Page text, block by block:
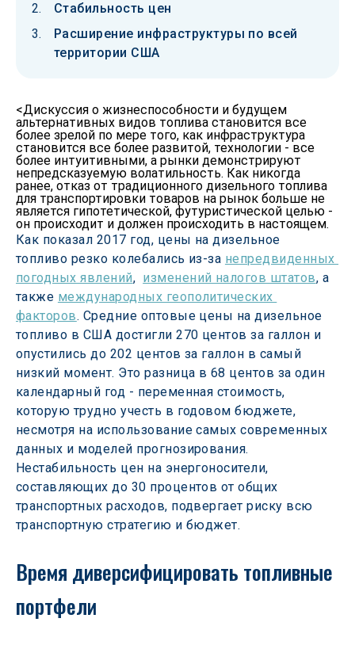
Стабильность цен
Расширение инфраструктуры по всей
территории США
<Дискуссия о жизнеспособности и будущем
альтернативных видов топлива становится все
более зрелой по мере того, как инфраструктура
становится все более развитой, технологии - все
более интуитивными, а рынки демонстрируют
непредсказуемую волатильность. Как никогда
ранее, отказ от традиционного дизельного топлива
для транспортировки товаров на рынок больше не
является гипотетической, футуристической целью -
он происходит и должен происходить в настоящем.
Как показал 2017 год, цены на дизельное
топливо резко колебались из-за непредвиденных
погодных явлений, изменений налогов штатов, а
также международных геополитических
факторов. Средние оптовые цены на дизельное
топливо в США достигли 270 центов за галлон и
опустились до 202 центов за галлон в самый
низкий момент. Это разница в 68 центов за один
календарный год - переменная стоимость,
которую трудно учесть в годовом бюджете,
несмотря на использование самых современных
данных и моделей прогнозирования.
Нестабильность цен на энергоносители,
составляющих до 30 процентов от общих
транспортных расходов, подвергает риску всю
транспортную стратегию и бюджет.
Время диверсифицировать топливные
портфели